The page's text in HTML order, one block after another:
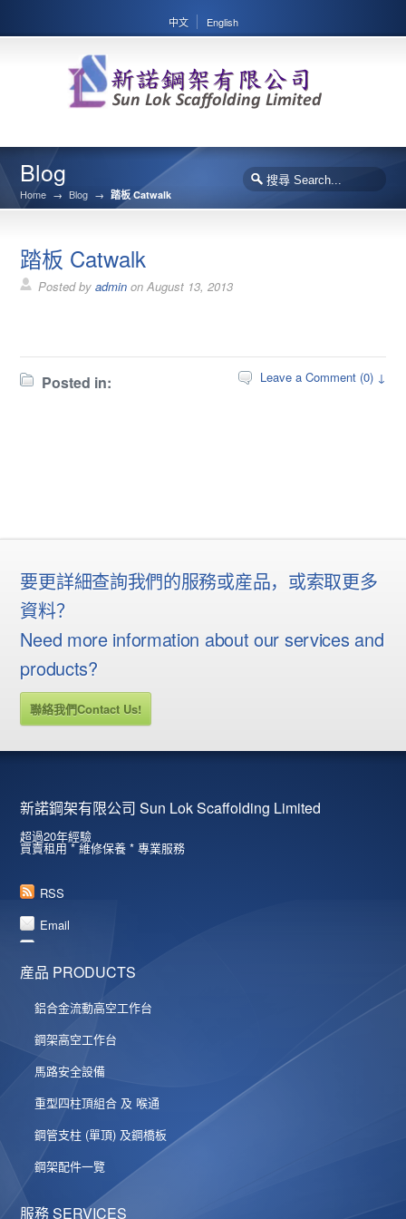
中文 English
Blog
Home → Blog → 踏板 Catwalk
踏板 Catwalk
Posted byadmin onAugust 13, 2013
Posted in: Leave a Comment (0) ↓
要更詳細查詢我們的服務或産品，或索取更多
資料？
Need more information about our services and
products?
聯絡我們Contact Us!
新諾鋼架有限公司 Sun Lok Scaffolding Limited
超過20年經驗
買賣租用 * 維修保養 * 專業服務
RSS
Email
産品 PRODUCTS
鋁合金流動高空工作台
鋼架高空工作台
馬路安全設備
重型四柱頂組合 及 喉通
鋼管支柱 (單頂) 及鋼橋板
鋼架配件一覽
服務 SERVICES